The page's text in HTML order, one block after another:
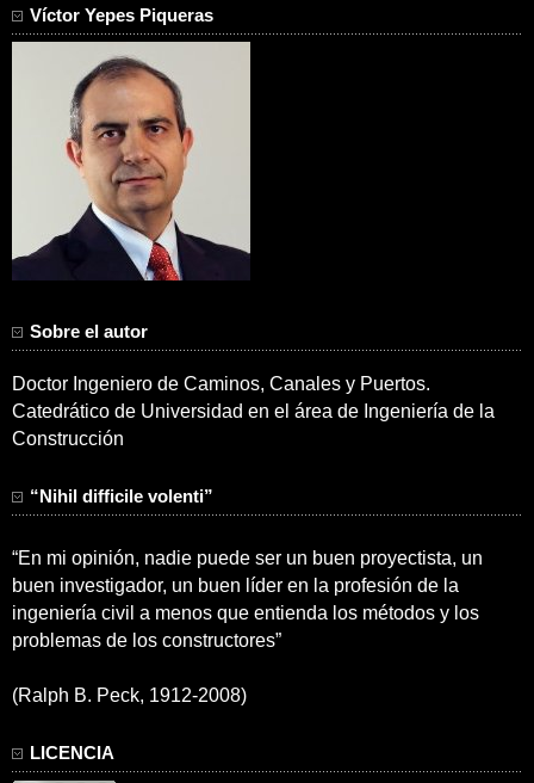
Víctor Yepes Piqueras
Sobre el autor
Doctor Ingeniero de Caminos, Canales y Puertos.
Catedrático de Universidad en el área de Ingeniería de la
Construcción
“Nihil difficile volenti”
“En mi opinión, nadie puede ser un buen proyectista, un
buen investigador, un buen líder en la profesión de la
ingeniería civil a menos que entienda los métodos y los
problemas de los constructores”
(Ralph B. Peck, 1912-2008)
LICENCIA